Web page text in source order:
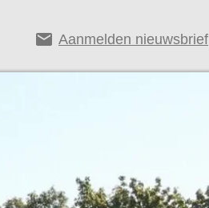
email Aanmelden nieuwsbrief